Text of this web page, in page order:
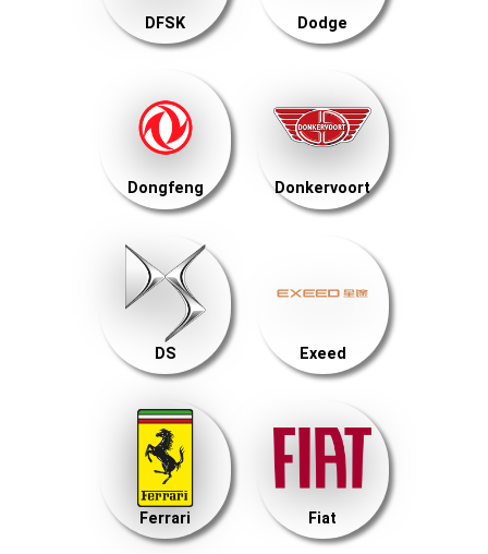
DFSK Dodge
Dongfeng Donkervoort
DS Exeed
Ferrari Fiat